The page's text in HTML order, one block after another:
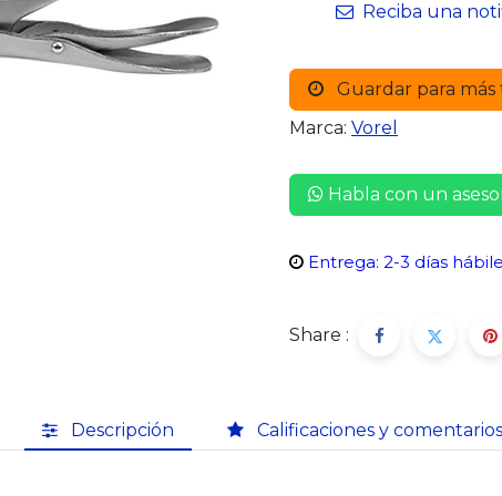
Reciba una
Guardar para más
Marca: Vorel
Habla con un
Entrega: 2-3 días
Share :
Descripción Calificaciones y comentarios